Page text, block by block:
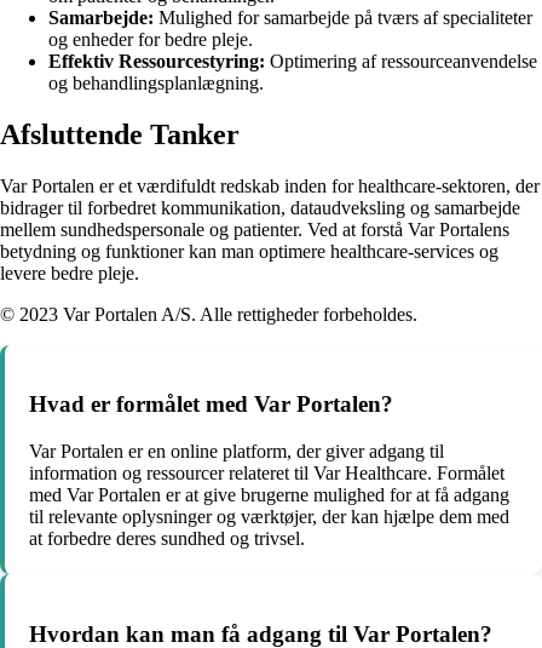
Samarbejde: Mulighed for samarbejde på tværs af specialiteter
og enheder for bedre pleje.
Effektiv Ressourcestyring: Optimering af ressourceanvendelse
og behandlingsplanlægning.
Afsluttende Tanker
Var Portalen er et værdifuldt redskab inden for healthcare-sektoren, der
bidrager til forbedret kommunikation, dataudveksling og samarbejde
mellem sundhedspersonale og patienter. Ved at forstå Var Portalens
betydning og funktioner kan man optimere healthcare-services og
levere bedre pleje.
© 2023 Var Portalen A/S. Alle rettigheder forbeholdes.
Hvad er formålet med Var Portalen?
Var Portalen er en online platform, der giver adgang til
information og ressourcer relateret til Var Healthcare. Formålet
med Var Portalen er at give brugerne mulighed for at få adgang
til relevante oplysninger og værktøjer, der kan hjælpe dem med
at forbedre deres sundhed og trivsel.
Hvordan kan man få adgang til Var Portalen?